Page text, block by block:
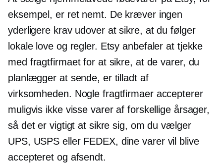
eksempel, er ret nemt. De kræver ingen
yderligere krav udover at sikre, at du følger
lokale love og regler. Etsy anbefaler at tjekke
med fragtfirmaet for at sikre, at de varer, du
planlægger at sende, er tilladt af
virksomheden. Nogle fragtfirmaer accepterer
muligvis ikke visse varer af forskellige årsager,
så det er vigtigt at sikre sig, om du vælger
UPS, USPS eller FEDEX, dine varer vil blive
accepteret og afsendt.